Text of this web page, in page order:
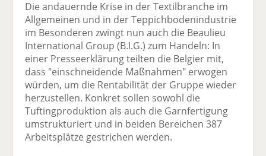
Die andauernde Krise in der Textilbranche im
Allgemeinen und in der Teppichbodenindustrie
im Besonderen zwingt nun auch die Beaulieu
International Group (B.I.G.) zum Handeln: In
einer Presseerklärung teilten die Belgier mit,
dass "einschneidende Maßnahmen" erwogen
würden, um die Rentabilität der Gruppe wieder
herzustellen. Konkret sollen sowohl die
Tuftingproduktion als auch die Garnfertigung
umstrukturiert und in beiden Bereichen 387
Arbeitsplätze gestrichen werden.